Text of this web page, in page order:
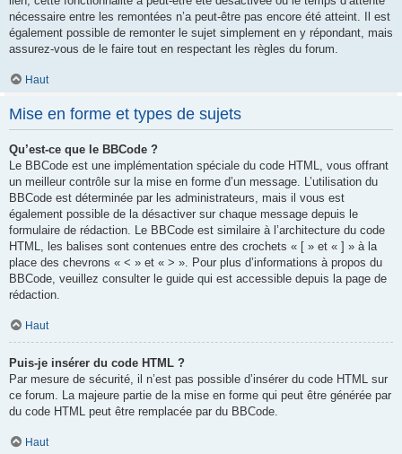
nécessaire entre les remontées n’a peut-être pas encore été atteint. Il est
également possible de remonter le sujet simplement en y répondant, mais
assurez-vous de le faire tout en respectant les règles du forum.
Haut
Mise en forme et types de sujets
Qu’est-ce que le BBCode ?
Le BBCode est une implémentation spéciale du code HTML, vous offrant
un meilleur contrôle sur la mise en forme d’un message. L’utilisation du
BBCode est déterminée par les administrateurs, mais il vous est
également possible de la désactiver sur chaque message depuis le
formulaire de rédaction. Le BBCode est similaire à l’architecture du code
HTML, les balises sont contenues entre des crochets « [ » et « ] » à la
place des chevrons « < » et « > ». Pour plus d’informations à propos du
BBCode, veuillez consulter le guide qui est accessible depuis la page de
rédaction.
Haut
Puis-je insérer du code HTML ?
Par mesure de sécurité, il n’est pas possible d’insérer du code HTML sur
ce forum. La majeure partie de la mise en forme qui peut être générée par
du code HTML peut être remplacée par du BBCode.
Haut